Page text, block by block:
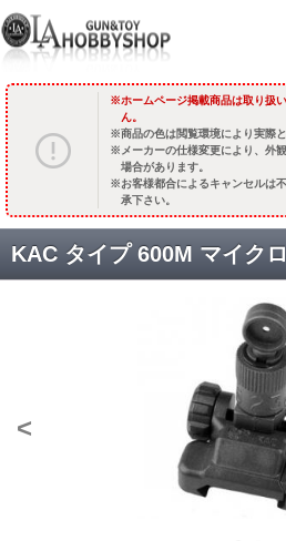
ホームページ掲載商品は取り扱
ん。
商品の色は閲覧環境により実際
メーカーの仕様変更により、外
場合があります。
お客様都合によるキャンセルは
承下さい。
<